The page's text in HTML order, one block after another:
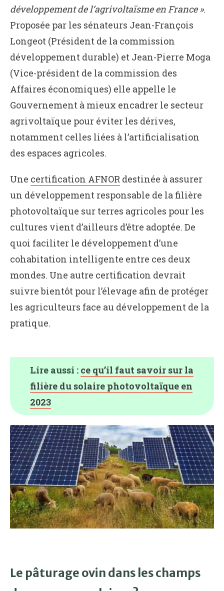
développement de l’agrivoltaïsme en France ».
Proposée par les sénateurs Jean-François
Longeot (Président de la commission
développement durable) et Jean-Pierre Moga
(Vice-président de la commission des
Affaires économiques) elle appelle le
Gouvernement à mieux encadrer le secteur
agrivoltaïque pour éviter les dérives,
notamment celles liées à l’artificialisation
des espaces agricoles.
Une certification AFNOR destinée à assurer
un développement responsable de la filière
photovoltaïque sur terres agricoles pour les
cultures vient d’ailleurs d’être adoptée. De
quoi faciliter le développement d’une
cohabitation intelligente entre ces deux
mondes. Une autre certification devrait
suivre bientôt pour l’élevage afin de protéger
les agriculteurs face au développement de la
pratique.
Lire aussi : ce qu’il faut savoir sur la
filière du solaire photovoltaïque en
2023
Le pâturage ovin dans les champs